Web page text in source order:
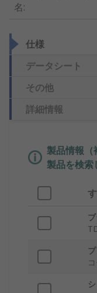
名:
仕様
データシート
その他
詳細情報
製品情報（
製品を検索